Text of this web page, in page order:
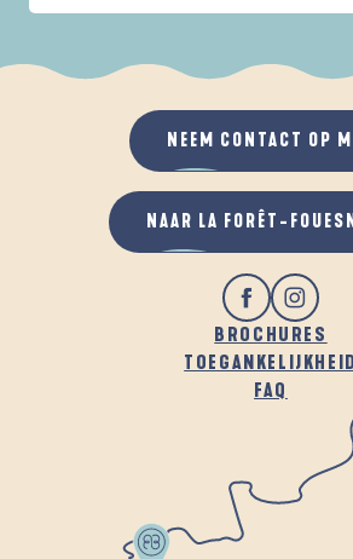
ALS HET REGENT
IN DE FRISSE
BROCHURES
TOEGANKELIJKHEID
FAQ
NEEM CONTACT OP
NAAR LA FORÊT-